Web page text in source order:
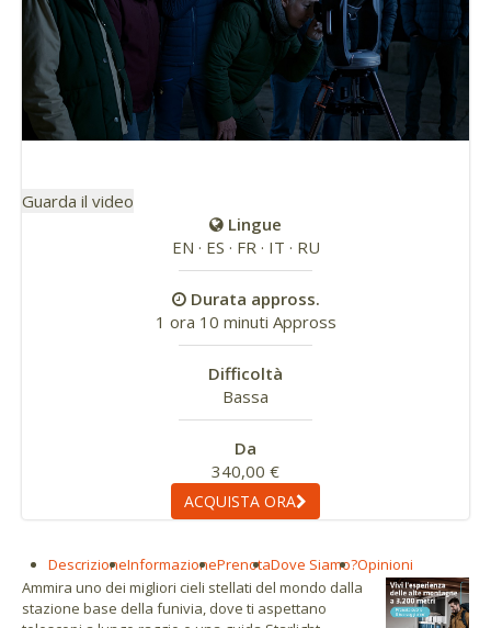
Guarda il video
Lingue
EN · ES · FR · IT · RU
Durata appross.
1 ora 10 minuti Appross
Difficoltà
Bassa
Da
340,00 €
ACQUISTA ORA
DescrizioneInformazionePrenotaDove Siamo?Opinioni
Ammira uno dei migliori cieli stellati del mondo dalla
stazione base della funivia, dove ti aspettano